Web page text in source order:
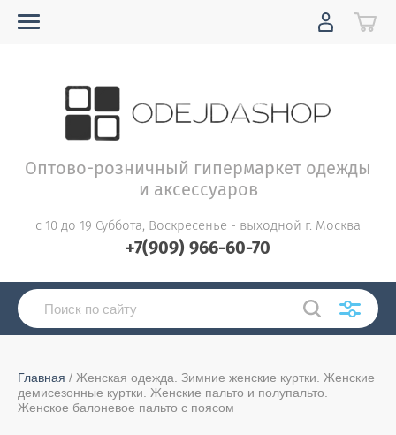
Оптово-розничный гипермаркет одежды
и аксессуаров
с 10 до 19 Суббота, Воскресенье - выходной г. Москва
+7(909) 966-60-70
Главная / Женская одежда. Зимние женские куртки. Женские
демисезонные куртки. Женские пальто и полупальто.
Женское балоневое пальто с поясом